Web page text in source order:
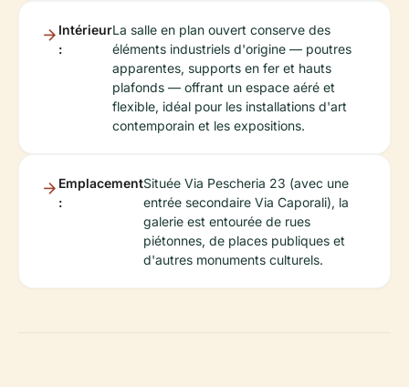
Intérieur
:
La salle en plan ouvert conserve des
éléments industriels d'origine — poutres
apparentes, supports en fer et hauts
plafonds — offrant un espace aéré et
flexible, idéal pour les installations d'art
contemporain et les expositions.
Emplacement
:
Située Via Pescheria 23 (avec une
entrée secondaire Via Caporali), la
galerie est entourée de rues
piétonnes, de places publiques et
d'autres monuments culturels.